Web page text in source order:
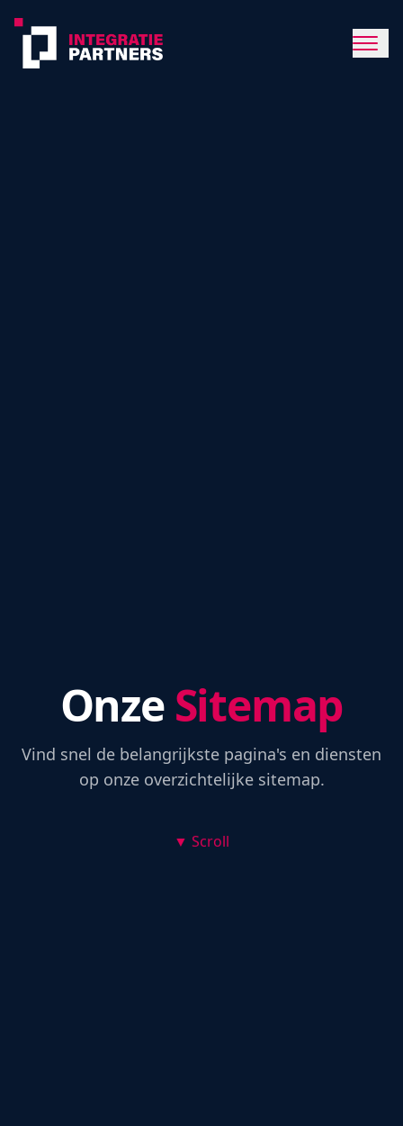
Onze Sitemap
Vind snel de belangrijkste pagina's en diensten
op onze overzichtelijke sitemap.
▼ Scroll